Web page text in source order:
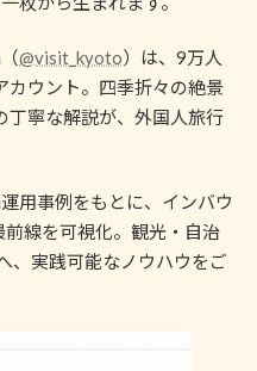
@visit_kyoto）は、9万人
カウント。四季折々の絶景
丁寧な解説が、外国人旅行
用事例をもとに、インバウ
前線を可視化。観光・自治
、実践可能なノウハウをご